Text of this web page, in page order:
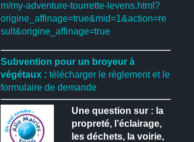
m/my-adventure-tourrette-levens.html?
origine_affinage=true&mid=1&action=re
sult&origine_affinage=true
Subvention pour un broyeur à
végétaux : télécharger le règlement et le
formulaire de demande
Une question sur : la
propreté, l’éclairage,
les déchets, la voirie,